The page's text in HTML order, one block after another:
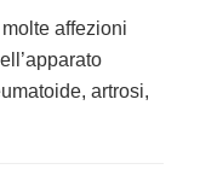
affezioni
artrosi,